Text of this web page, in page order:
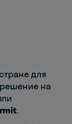
для
на
.